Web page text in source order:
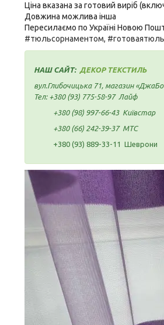
Ціна вказана за готовий виріб
Довжина можлива інша
Пересилаємо по Україні Новою
#тюльсорнаментом,
НАШ САЙТ: ДЕКОР ТЕКСТИЛЬ
вул.Глибочицька 71, магазин
Тел: +380 (93) 775-58-97 Лайф
+380 (98) 997-66-43 Київстар
+380 (66) 242-39-37 МТС
+380 (93) 889-33-11 Шеврони